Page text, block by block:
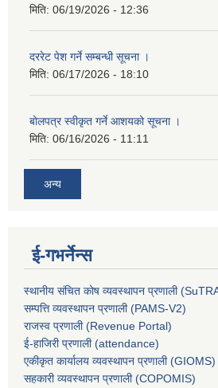
मिति: 06/19/2026 - 12:36
दररेट पेश गर्ने सम्बन्धी सूचना ।
मिति: 06/17/2026 - 18:10
बोलपत्र स्वीकृत गर्ने आशयको सूचना ।
मिति: 06/16/2026 - 11:11
अन्य
ई-गभर्नेन्स
स्थानीय संचित कोष व्यवस्थापन प्रणाली
सम्पत्ति व्यवस्थापन प्रणाली (PAMS-V2)
राजस्व प्रणाली (Revenue Portal)
ई-हाजिरी प्रणाली (attendance)
एकीकृत कार्यालय व्यवस्थापन प्रणाली (GIOMS)
सहकारी व्यवस्थापन प्रणाली (COPOMIS)